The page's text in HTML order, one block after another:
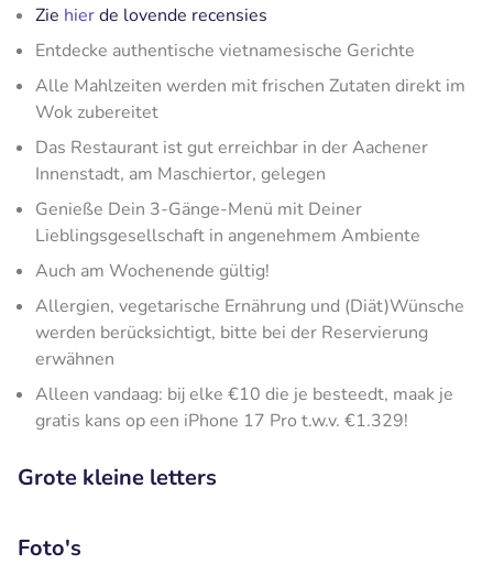
Zie hierde lovende recensies
Entdecke authentische vietnamesische Gerichte
Alle Mahlzeiten werden mit frischen Zutaten direkt im
Wok zubereitet
Das Restaurant ist gut erreichbar in der Aachener
Innenstadt, am Maschiertor, gelegen
Genieße Dein 3-Gänge-Menü mit Deiner
Lieblingsgesellschaft in angenehmem Ambiente
Auch am Wochenende gültig!
Allergien, vegetarische Ernährung und (Diät)Wünsche
werden berücksichtigt, bitte bei der Reservierung
erwähnen
Alleen vandaag: bij elke €10 die je besteedt, maak je
gratis kans op een iPhone 17 Pro t.w.v. €1.329!
Grote kleine letters
Foto's